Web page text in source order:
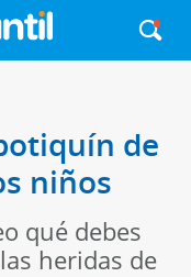
de
niños
qué debes
heridas de